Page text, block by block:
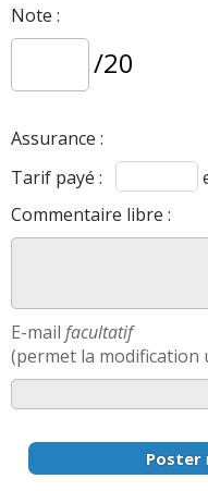
Note :
/20
Assurance :
Tarif payé :
Commentaire libre :
E-mail facultatif
(permet la modification
Poster